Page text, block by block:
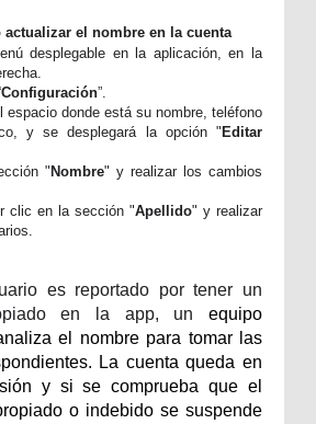
el nombre en la cuenta
desplegable en la aplicación, en la
Configuración”.
espacio donde está su nombre, teléfono
y se desplegará la opción " Editar
" Nombre" y realizar los cambios
clic en la sección "Apellido" y realizar
es reportado por tener un
en la app, un equipo
el nombre para tomar las
La cuenta queda en
y si se comprueba que el
o indebido se suspende